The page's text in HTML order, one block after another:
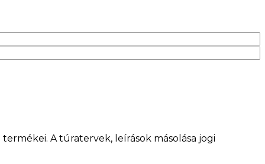
A túratervek, leírások másolása jogi